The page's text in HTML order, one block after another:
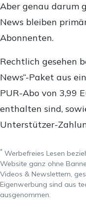
Aber genau darum
News bleiben
Abonnenten.
Rechtlich gesehen
News“-Paket aus
PUR-Abo von 3,99
enthalten sind,
Unterstützer-
* Werbefreies Lesen
Website ganz ohne
Videos & Newslettern,
Eigenwerbung sind aus
ausgenommen.